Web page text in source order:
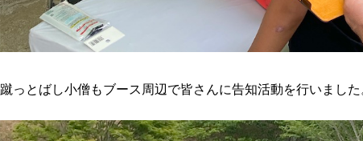
蹴っとばし小僧もブース周辺で皆さんに告知活動を行いました